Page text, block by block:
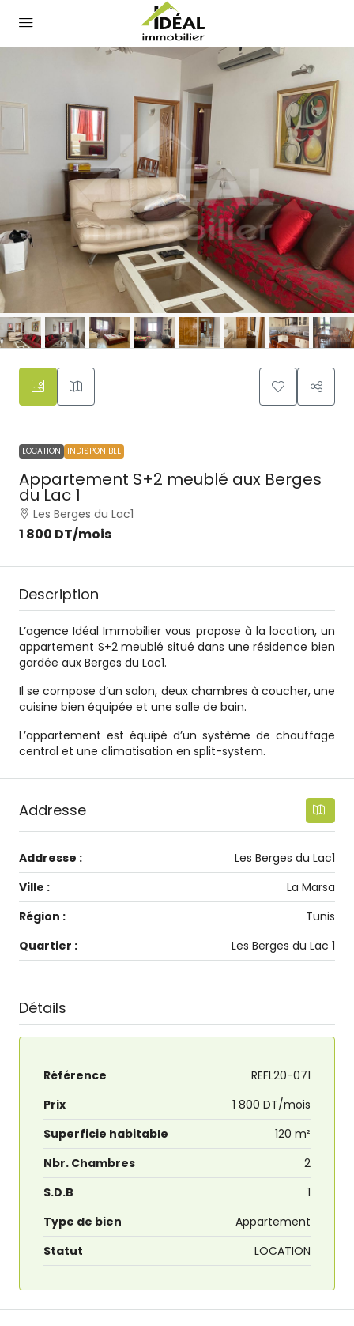
LOCATION INDISPONIBLE
Appartement S+2 meublé aux Berges
du Lac 1
Les Berges du Lac1
1 800 DT/mois
Description
L’agence Idéal Immobilier vous propose à la location, un
appartement S+2 meublé situé dans une résidence bien
gardée aux Berges du Lac1.
Il se compose d’un salon, deux chambres à coucher, une
cuisine bien équipée et une salle de bain.
L’appartement est équipé d’un système de chauffage
central et une climatisation en split-system.
Addresse
Addresse :
Les Berges du Lac1
Ville :
La Marsa
Région :
Tunis
Quartier :
Les Berges du Lac 1
Détails
Référence
REFL20-071
Prix
1 800 DT/mois
Superficie habitable
120 m²
Nbr. Chambres
2
S.D.B
1
Type de bien
Appartement
Statut
LOCATION